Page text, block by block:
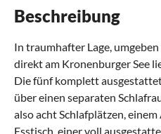
Beschreibung
In traumhafter Lage,
direkt am Kronenburger See
Die fünf komplett
über einen separaten
also acht Schlafplätzen,
Esstisch, einer voll